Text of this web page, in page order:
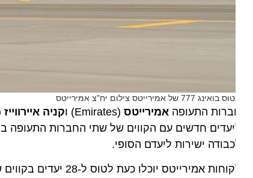
777 של אמירייטס צילום יח"צ אמירייטס
התעופהאמירייטס(Emirates) ו קניה איירווייז
חדשים עם הקווים של שתי החברות התעופה
ישירות ליעדם הסופי.
לקוחות אמירייטס יוכלו